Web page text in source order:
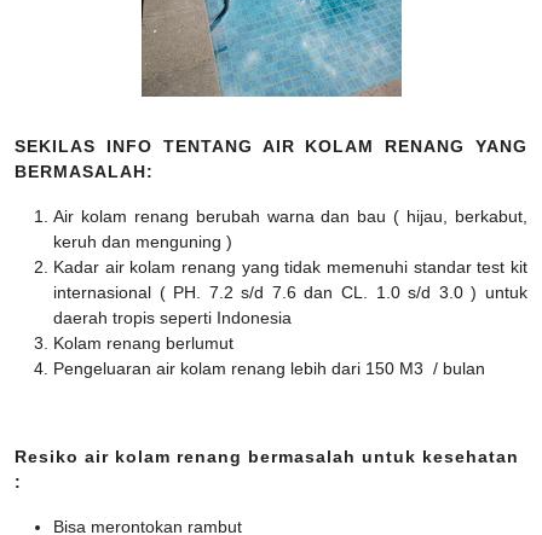
SEKILAS INFO TENTANG AIR KOLAM RENANG YANG
BERMASALAH:
Air kolam renang berubah warna dan bau ( hijau, berkabut,
keruh dan menguning )
Kadar air kolam renang yang tidak memenuhi standar test kit
internasional ( PH. 7.2 s/d 7.6 dan CL. 1.0 s/d 3.0 ) untuk
daerah tropis seperti Indonesia
Kolam renang berlumut
Pengeluaran air kolam renang lebih dari 150 M3 / bulan
Resiko air kolam renang bermasalah untuk kesehatan
:
Bisa merontokan rambut